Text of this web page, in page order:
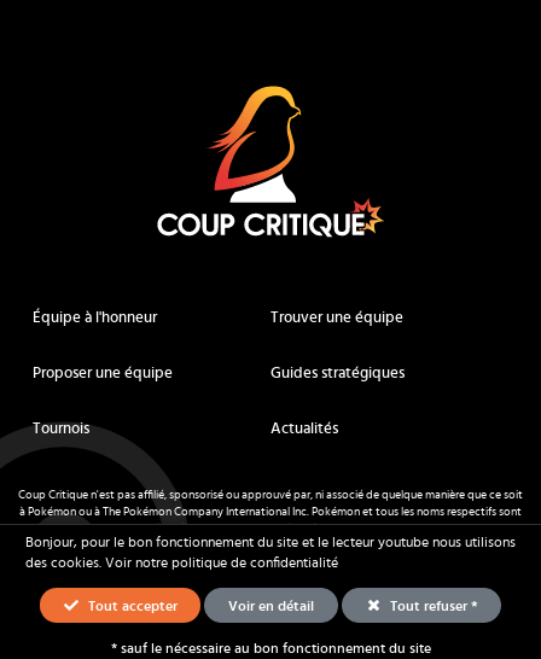
Équipes Stratégie Ressources
Équipe à l'honneur Trouver une équipe
Proposer une équipe Guides stratégiques
Tournois Actualités
Coup Critique n'est pas affilié, sponsorisé ou approuvé par, ni associé de quelque manière que ce soit
à Pokémon ou à The Pokémon Company International Inc. Pokémon et tous les noms respectifs sont
des marques déposées et des marques déposées. © de Nintendo 1996-2026.
Mentions légales - CGU- Tous droits réservés - Coup Critique
Bonjour, pour le bon fonctionnement du site et le lecteur youtube nous utilisons
des cookies. Voir notre politique de confidentialité
Tout accepter Voir en détail Tout refuser *
* sauf le nécessaire au bon fonctionnement du site